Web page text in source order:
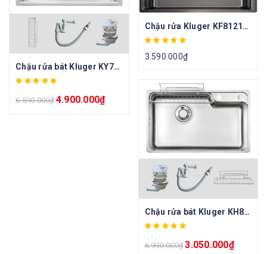
Chậu rửa bát Kluger KY7545FS – S75
6.590.000₫ 4.900.000₫
Chậu rửa Kluger KF8121B-S75
3.590.000₫
Chậu rửa bát Kluger KH8048FS – S80
6.990.000₫ 3.050.000₫